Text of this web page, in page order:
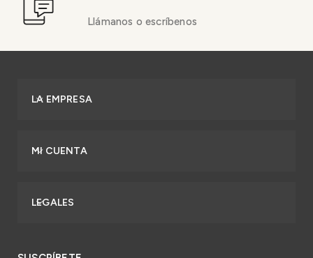
Llámanos o escríbenos
LA EMPRESA
MI CUENTA
LEGALES